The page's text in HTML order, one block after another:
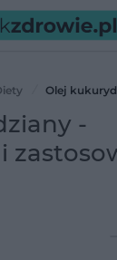
Olej
-